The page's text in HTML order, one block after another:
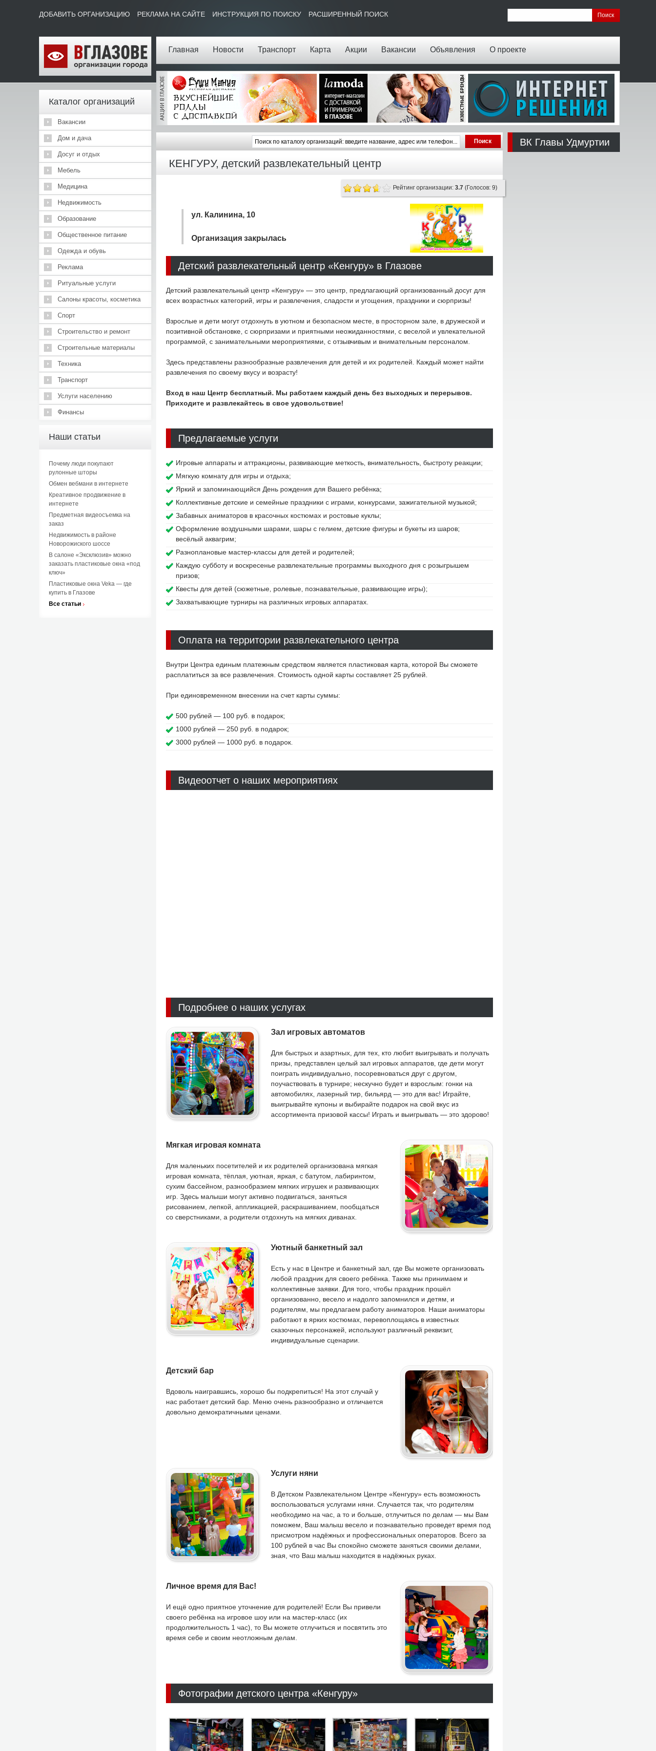
Главная Новости Транспорт Карта Акции Вакансии Объявления О проекте
ДОБАВИТЬ ОРГАНИЗАЦИЮ РЕКЛАМА НА САЙТЕ ИНСТРУКЦИЯ ПО ПОИСКУ РАСШИРЕННЫЙ ПОИСК
Каталог организаций
Вакансии
Дом и дача
Досуг и отдых
Мебель
Медицина
Недвижимость
Образование
Общественное питание
Одежда и обувь
Реклама
Ритуальные услуги
Салоны красоты, косметика
Спорт
Строительство и ремонт
Строительные материалы
Техника
Транспорт
Услуги населению
Финансы
Наши статьи
Почему люди покупают
рулонные шторы
Обмен вебмани в интернете
Креативное продвижение в
интернете
Предметная видеосъемка на
заказ
Недвижимость в районе
Новорожиского шоссе
В салоне «Эксклюзив» можно
заказать пластиковые окна «под
ключ»
Пластиковые окна Veka — где
купить в Глазове
Все статьи
КЕНГУРУ, детский развлекательный центр
Рейтинг организации: 3.7(Голосов: 9)
ул. Калинина, 10
Организация закрылась
Детский развлекательный центр «Кенгуру» в Глазове
Детский развлекательный центр «Кенгуру» — это центр, предлагающий организованный досуг для
всех возрастных категорий, игры и развлечения, сладости и угощения, праздники и сюрпризы!
Взрослые и дети могут отдохнуть в уютном и безопасном месте, в просторном зале, в дружеской и
позитивной обстановке, с сюрпризами и приятными неожиданностями, с веселой и увлекательной
программой, с занимательными мероприятиями, с отзывчивым и внимательным персоналом.
Здесь представлены разнообразные развлечения для детей и их родителей. Каждый может найти
развлечения по своему вкусу и возрасту!
Вход в наш Центр бесплатный. Мы работаем каждый день без выходных и перерывов.
Приходите и развлекайтесь в свое удовольствие!
Предлагаемые услуги
Игровые аппараты и аттракционы, развивающие меткость, внимательность, быстроту реакции;
Мягкую комнату для игры и отдыха;
Яркий и запоминающийся День рождения для Вашего ребёнка;
Коллективные детские и семейные праздники с играми, конкурсами, зажигательной музыкой;
Забавных аниматоров в красочных костюмах и ростовые куклы;
Оформление воздушными шарами, шары с гелием, детские фигуры и букеты из шаров;
весёлый аквагрим;
Разноплановые мастер-классы для детей и родителей;
Каждую субботу и воскресенье развлекательные программы выходного дня с розыгрышем
призов;
Квесты для детей (сюжетные, ролевые, познавательные, развивающие игры);
Захватывающие турниры на различных игровых аппаратах.
Оплата на территории развлекательного центра
Внутри Центра единым платежным средством является пластиковая карта, которой Вы сможете
расплатиться за все развлечения. Стоимость одной карты составляет 25 рублей.
При единовременном внесении на счет карты суммы:
500 рублей — 100 руб. в подарок;
1000 рублей — 250 руб. в подарок;
3000 рублей — 1000 руб. в подарок.
Видеоотчет о наших мероприятиях
Подробнее о наших услугах
Зал игровых автоматов
Для быстрых и азартных, для тех, кто любит выигрывать и получать
призы, представлен целый зал игровых аппаратов, где дети могут
поиграть индивидуально, посоревноваться друг с другом,
поучаствовать в турнире; нескучно будет и взрослым: гонки на
автомобилях, лазерный тир, бильярд — это для вас! Играйте,
выигрывайте купоны и выбирайте подарок на свой вкус из
ассортимента призовой кассы! Играть и выигрывать — это здорово!
Мягкая игровая комната
Для маленьких посетителей и их родителей организована мягкая
игровая комната, тёплая, уютная, яркая, с батутом, лабиринтом,
сухим бассейном, разнообразием мягких игрушек и развивающих
игр. Здесь малыши могут активно подвигаться, заняться
рисованием, лепкой, аппликацией, раскрашиванием, пообщаться
со сверстниками, а родители отдохнуть на мягких диванах.
Уютный банкетный зал
Есть у нас в Центре и банкетный зал, где Вы можете организовать
любой праздник для своего ребёнка. Также мы принимаем и
коллективные заявки. Для того, чтобы праздник прошёл
организованно, весело и надолго запомнился и детям, и
родителям, мы предлагаем работу аниматоров. Наши аниматоры
работают в ярких костюмах, перевоплощаясь в известных
сказочных персонажей, используют различный реквизит,
индивидуальные сценарии.
Детский бар
Вдоволь наигравшись, хорошо бы подкрепиться! На этот случай у
нас работает детский бар. Меню очень разнообразно и отличается
довольно демократичными ценами.
Услуги няни
В Детском Развлекательном Центре «Кенгуру» есть возможность
воспользоваться услугами няни. Случается так, что родителям
необходимо на час, а то и больше, отлучиться по делам — мы Вам
поможем, Ваш малыш весело и познавательно проведет время под
присмотром надёжных и профессиональных операторов. Всего за
100 рублей в час Вы спокойно сможете заняться своими делами,
зная, что Ваш малыш находится в надёжных руках.
Личное время для Вас!
И ещё одно приятное уточнение для родителей! Если Вы привели
своего ребёнка на игровое шоу или на мастер-класс (их
продолжительность 1 час), то Вы можете отлучиться и посвятить это
время себе и своим неотложным делам.
Фотографии детского центра «Кенгуру»
ВК Главы Удмуртии